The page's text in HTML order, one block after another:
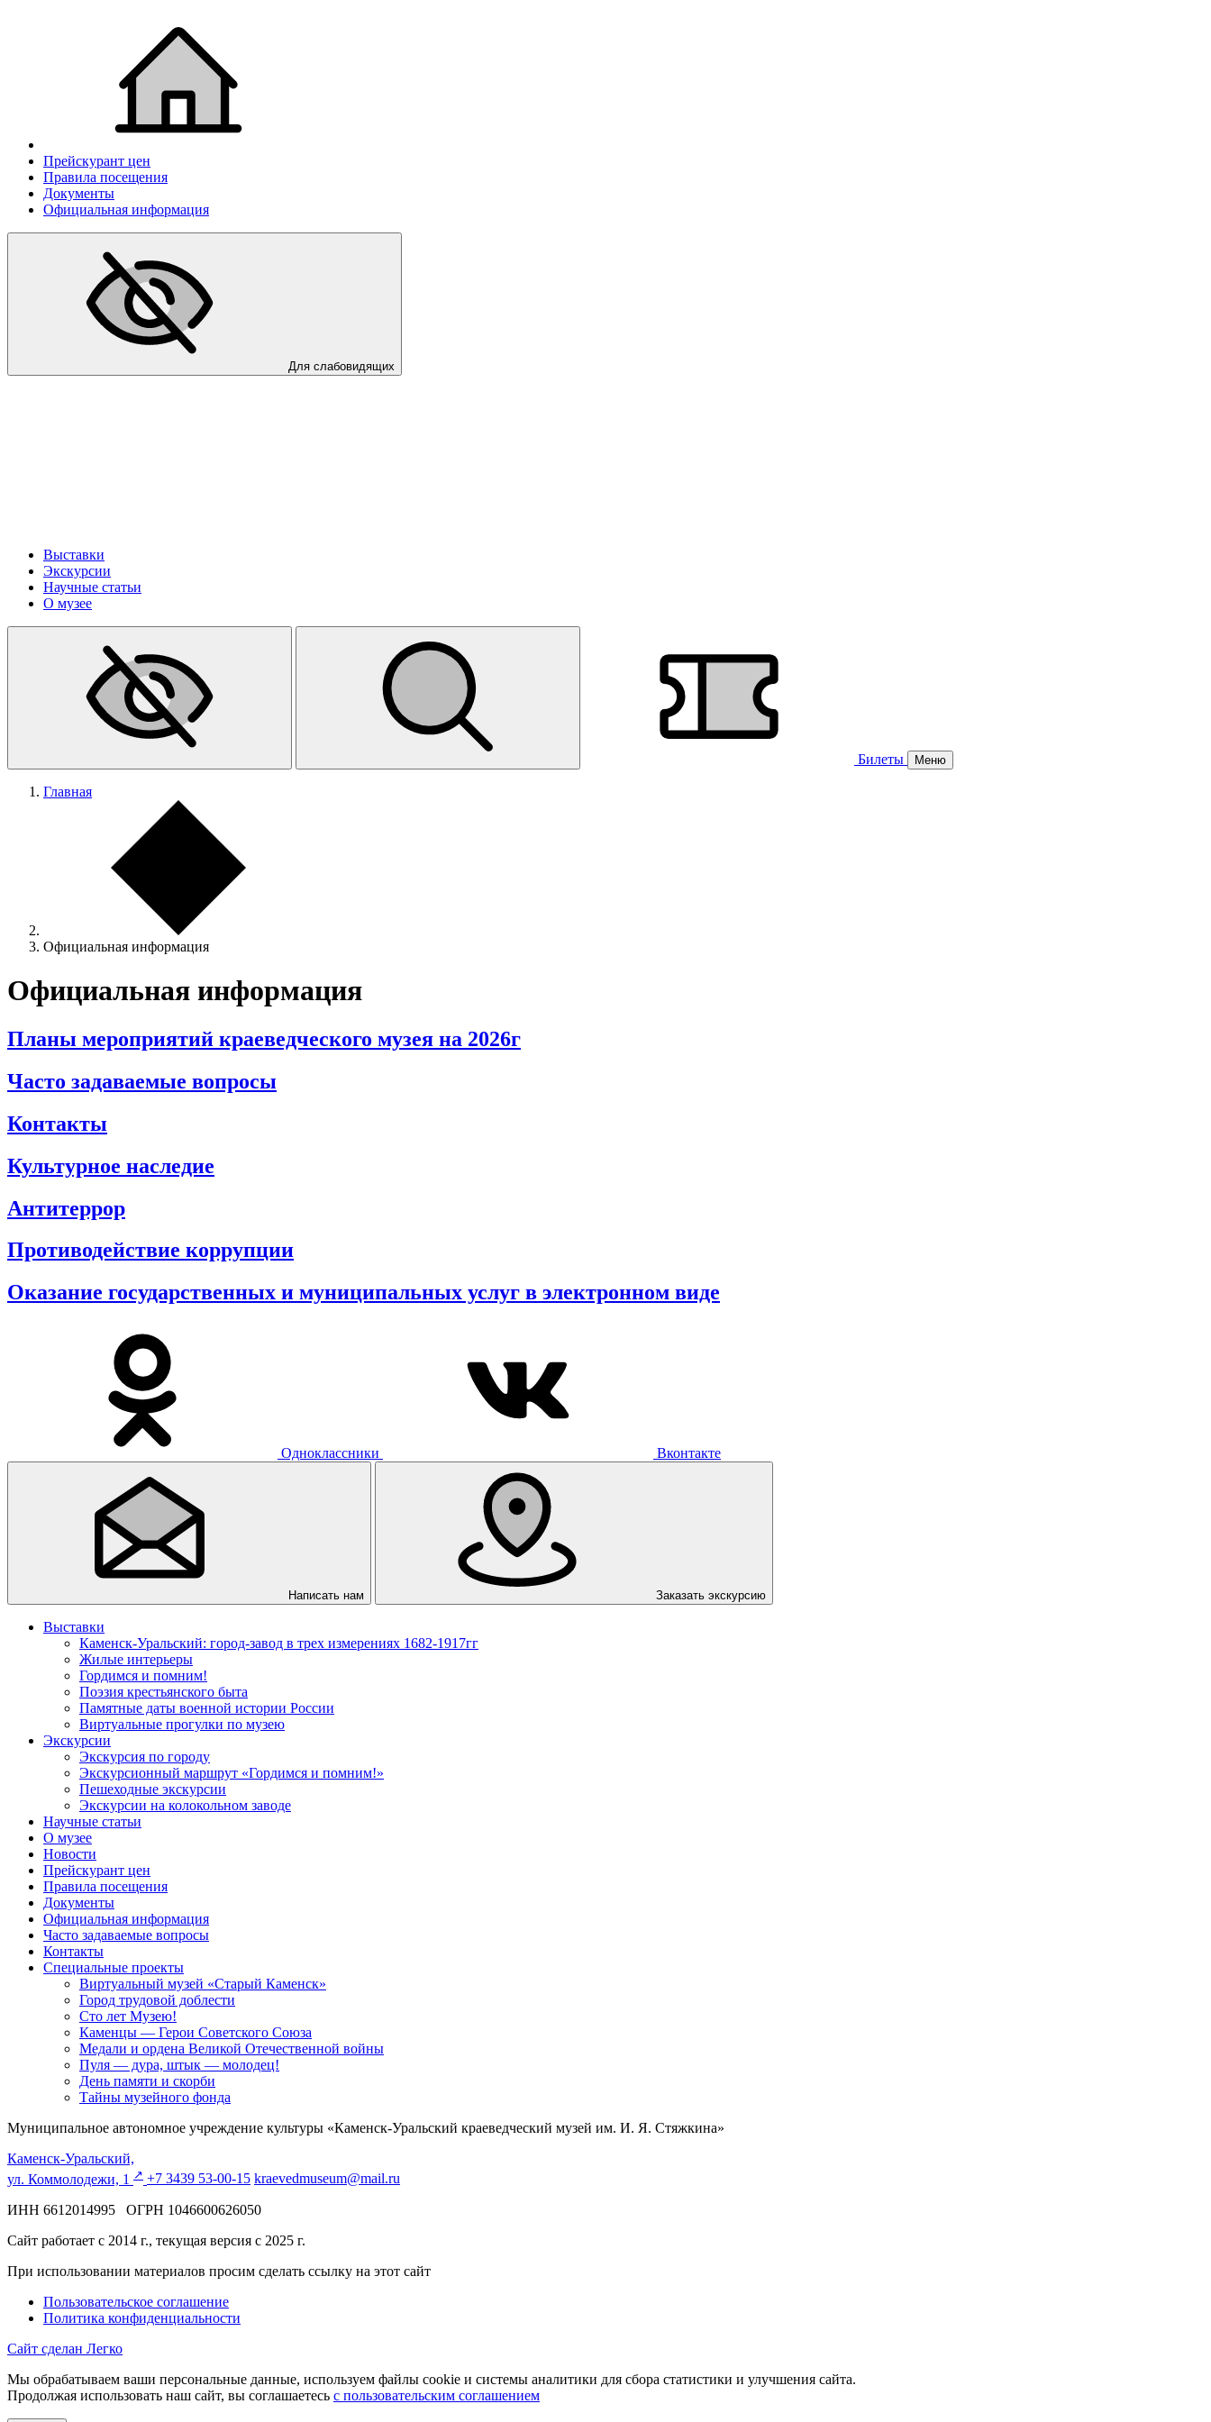
Прейскурант цен
Правила посещения
Документы
Официальная информация
Для слабовидящих
Выставки
Экскурсии
Научные статьи
О музее
Билеты Меню
Главная
Официальная информация
Официальная информация
Планы мероприятий краеведческого музея на 2026г
Часто задаваемые вопросы
Контакты
Культурное наследие
Антитеррор
Противодействие коррупции
Оказание государственных и муниципальных услуг в электронном виде
Одноклассники Вконтакте
Написать нам Заказать экскурсию
Выставки
Каменск-Уральский: город-завод в трех измерениях 1682-1917гг
Жилые интерьеры
Гордимся и помним!
Поэзия крестьянского быта
Памятные даты военной истории России
Виртуальные прогулки по музею
Экскурсии
Экскурсия по городу
Экскурсионный маршрут «Гордимся и помним!»
Пешеходные экскурсии
Экскурсии на колокольном заводе
Научные статьи
О музее
Новости
Прейскурант цен
Правила посещения
Документы
Официальная информация
Часто задаваемые вопросы
Контакты
Специальные проекты
Виртуальный музей «Старый Каменск»
Город трудовой доблести
Сто лет Музею!
Каменцы — Герои Советского Союза
Медали и ордена Великой Отечественной войны
Пуля — дура, штык — молодец!
День памяти и скорби
Тайны музейного фонда
Муниципальное автономное учреждение культуры «Каменск-Уральский краеведческий музей им. И. Я. Стяжкина»
Каменск-Уральский,
ул. Коммолодежи, 1 ↗️ +7 3439 53-00-15 kraevedmuseum@mail.ru
ИНН 6612014995 ОГРН 1046600626050
Сайт работает с 2014 г., текущая версия с 2025 г.
При использовании материалов просим сделать ссылку на этот сайт
Пользовательское соглашение
Политика конфиденциальности
Сайт сделан Легко
Мы обрабатываем ваши персональные данные, используем файлы cookie и системы аналитики для сбора статистики и улучшения сайта.
Продолжая использовать наш сайт, вы соглашаетесь с пользовательским соглашением